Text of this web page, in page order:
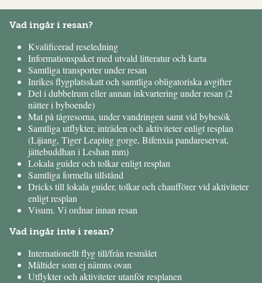
Vad ingår i resan?
Kvalificerad reseledning
Informationspaket med utvald litteratur och karta
Samtliga transporter under resan
Inrikes flygplatsskatt och samtliga obligatoriska avgifter
Del i dubbelrum eller annan inkvartering under resan (2
nätter i byboende)
Mat på tågresorna, under vandringen samt vid bybesök
Samtliga utflykter, inträden och aktiviteter enligt resplan
(Lijiang, Tiger Leaping gorge, Bifenxia pandareservat,
jättebuddhan i Leshan mm)
Lokala guider och tolkar enligt resplan
Samtliga formella tillstånd
Dricks till lokala guider, tolkar och chaufförer vid aktiviteter
enligt resplan
Visum. Vi ordnar innan resan
Vad ingår inte i resan?
Internationellt flyg till/från resmålet
Måltider som ej nämns ovan
Utflykter och aktiviteter utanför resplanen